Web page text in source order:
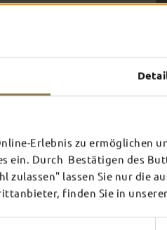
Erlebnis zu ermöglichen
ein. Durch Bestätigen des
zulassen" lassen Sie nur die
finden Sie in
SCHLOSS­
THEATER
Mehr erfahren
Inspiration ansehen